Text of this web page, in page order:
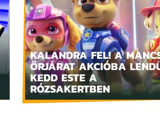
KALANDRA FEL! A
ŐRJÁRAT AKCIÓBA
KEDD ESTE A
RÓZSAKERTBEN